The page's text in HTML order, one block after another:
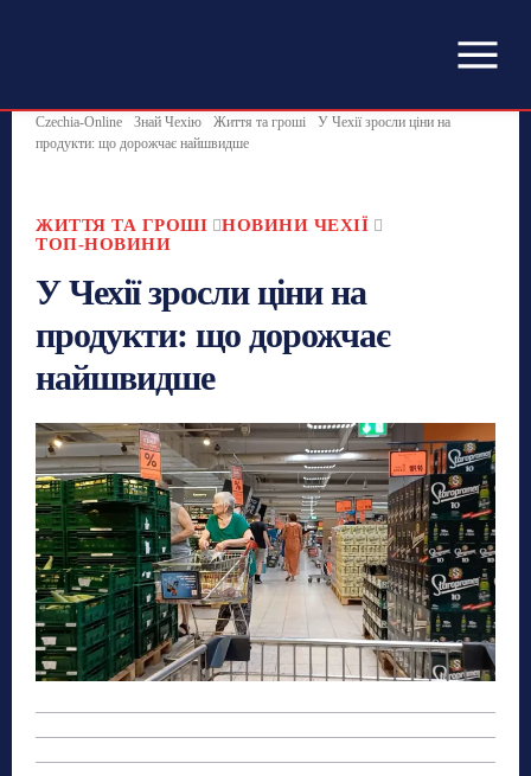
Czechia-Online Знай Чехію Життя та гроші
У Чехії зросли ціни на
продукти: що дорожчає найшвидше
ЖИТТЯ ТА ГРОШІ
НОВИНИ ЧЕХІЇ
ТОП-НОВИНИ
У Чехії зросли ціни на
продукти: що дорожчає
найшвидше